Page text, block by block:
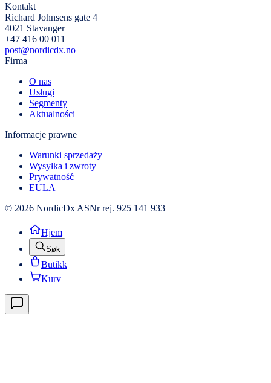
Kontakt
Richard Johnsens gate 4
4021 Stavanger
+47 416 00 011
post@nordicdx.no
Firma
O nas
Usługi
Segmenty
Aktualności
Informacje prawne
Warunki sprzedaży
Wysyłka i zwroty
Prywatność
EULA
© 2026 NordicDx ASNr rej. 925 141 933
Hjem
Søk
Butikk
Kurv